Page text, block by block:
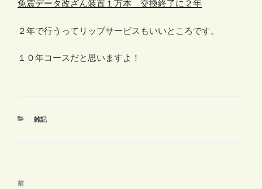
免震データ改ざん装置１万本 交換終了に２年
２年で行うってリップサービスもいいところです。
１０年コースだと思いますよ！
カ
雑記
投
前
前